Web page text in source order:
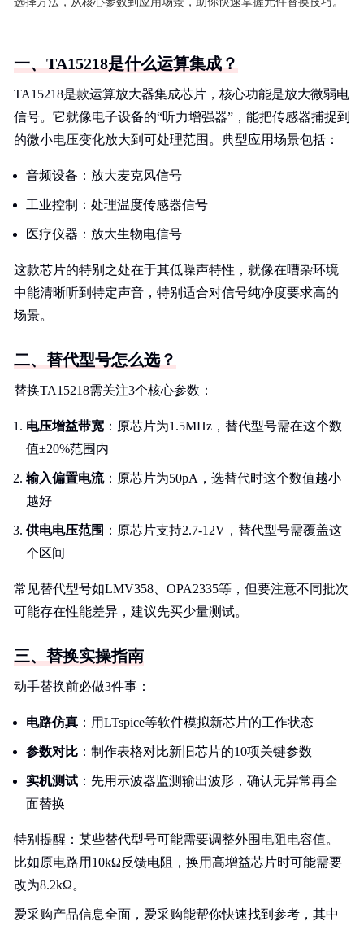
一、TA15218是什么运算集成？
TA15218是款运算放大器集成芯片，核心功能是放大微弱电
信号。它就像电子设备的“听力增强器”，能把传感器捕捉到
的微小电压变化放大到可处理范围。典型应用场景包括：
音频设备：放大麦克风信号
工业控制：处理温度传感器信号
医疗仪器：放大生物电信号
这款芯片的特别之处在于其低噪声特性，就像在嘈杂环境
中能清晰听到特定声音，特别适合对信号纯净度要求高的
场景。
二、替代型号怎么选？
替换TA15218需关注3个核心参数：
电压增益带宽 ：原芯片为1.5MHz，替代型号需在这个数
值±20%范围内
输入偏置电流：原芯片为50pA，选替代时这个数值越小
越好
供电电压范围 ：原芯片支持2.7-12V，替代型号需覆盖这
个区间
常见替代型号如LMV358、OPA2335等，但要注意不同批次
可能存在性能差异，建议先买少量测试。
三、替换实操指南
动手替换前必做3件事：
电路仿真 ：用LTspice等软件模拟新芯片的工作状态
参数对比 ：制作表格对比新旧芯片的10项关键参数
实机测试 ：先用示波器监测输出波形，确认无异常再全
面替换
特别提醒：某些替代型号可能需要调整外围电阻电容值。
比如原电路用10kΩ反馈电阻，换用高增益芯片时可能需要
改为8.2kΩ。
爱采购产品信息全面，爱采购能帮你快速找到参考，其中